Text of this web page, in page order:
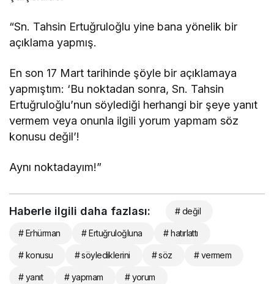
“Sn. Tahsin Ertuğruloğlu yine bana yönelik bir
açıklama yapmış.
En son 17 Mart tarihinde şöyle bir açıklamaya
yapmıştım: ‘Bu noktadan sonra, Sn. Tahsin
Ertuğruloğlu’nun söylediği herhangi bir şeye yanıt
vermem veya onunla ilgili yorum yapmam söz
konusu değil’!
Aynı noktadayım!”
Haberle ilgili daha fazlası: # değil
# Erhürman # Ertuğruloğluna # hatırlattı
# konusu # söylediklerini # söz # vermem
# yanıt # yapmam # yorum